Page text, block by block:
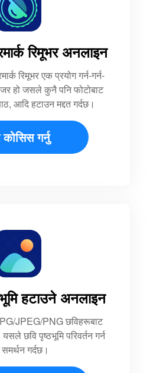
रिमूभर अनलाइन
रिमूभर एक प्रयोग गर्न-गर्न-
हो जसले कुनै पनि फोटोबाट
आदि हटाउन मद्दत गर्दछ।
गर्नु
हटाउने अनलाइन
JPEG/PNG छविहरूबाट
छवि पृष्ठभूमि परिवर्तन गर्न
गर्दछ।